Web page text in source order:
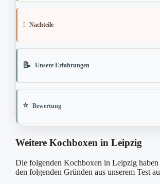
Nachteile
Unsere Erfahrungen
Bewertung
Weitere Kochboxen in Leipzig
Die folgenden Kochboxen in Leipzig haben
den folgenden Gründen aus unserem Test